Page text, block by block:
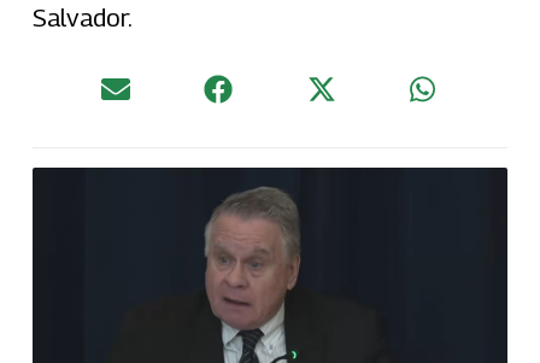
Salvador.